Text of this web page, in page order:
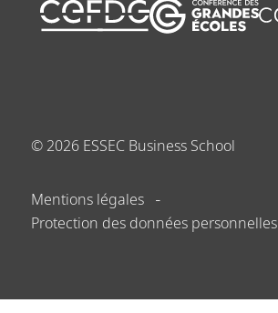
© 2026 ESSEC Business School
Mentions légales
Protection des données personnelles